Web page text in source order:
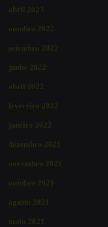
abril 2023
outubro 2022
setembro 2022
junho 2022
abril 2022
fevereiro 2022
janeiro 2022
dezembro 2021
novembro 2021
outubro 2021
agosto 2021
maio 2021